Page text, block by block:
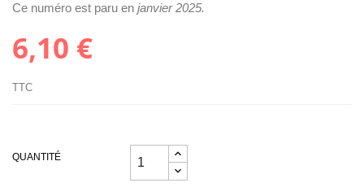
Ce numéro est paru en janvier 2025.
6,10 €
TTC
QUANTITÉ